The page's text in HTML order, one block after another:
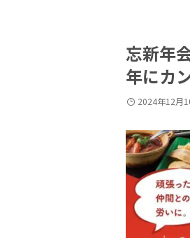
忘新年
年にカ
2024年12月